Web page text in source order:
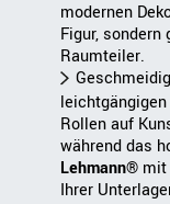
modernen
Figur, sondern
Raumteiler.
Rollen auf
während das
Lehmann® mit
Ihrer